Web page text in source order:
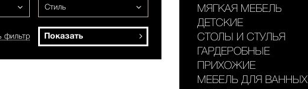
Стиль
Показать
фильтр
МЯГКАЯ МЕБЕЛЬ
ДЕТСКИЕ
СТОЛЫ И СТУЛЬЯ
ГАРДЕРОБНЫЕ
ПРИХОЖИЕ
МЕБЕЛЬ ДЛЯ ВАННЫХ